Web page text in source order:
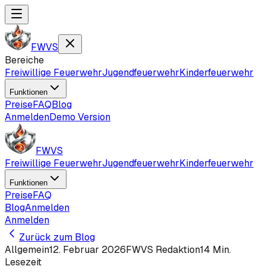
FWVS
Bereiche
Freiwillige FeuerwehrJugendfeuerwehrKinderfeuerwehr
Funktionen
PreiseFAQBlog
AnmeldenDemo Version
FWVS
Freiwillige FeuerwehrJugendfeuerwehrKinderfeuerwehr
Funktionen
PreiseFAQ
BlogAnmelden
Anmelden
Zurück zum Blog
Allgemein12. Februar 2026FWVS Redaktion14 Min.
Lesezeit